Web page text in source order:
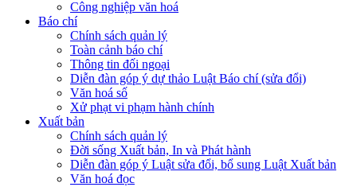
Công nghiệp văn hoá
Báo chí
Chính sách quản lý
Toàn cảnh báo chí
Thông tin đối ngoại
Diễn đàn góp ý dự thảo Luật Báo chí (sửa đổi)
Văn hoá số
Xử phạt vi phạm hành chính
Xuất bản
Chính sách quản lý
Đời sống Xuất bản, In và Phát hành
Diễn đàn góp ý Luật sửa đổi, bổ sung Luật Xuất bản
Văn hoá đọc